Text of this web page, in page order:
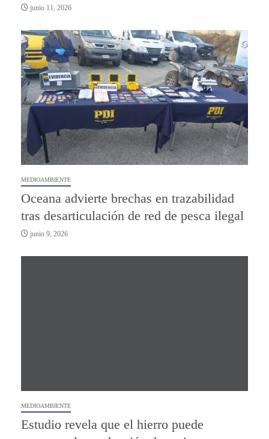
junio 11, 2026
MEDIOAMBIENTE
Oceana advierte brechas en trazabilidad
tras desarticulación de red de pesca ilegal
junio 9, 2026
MEDIOAMBIENTE
Estudio revela que el hierro puede